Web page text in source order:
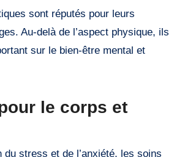
sont réputés pour leurs
Au-delà de l’aspect physique, ils
sur le bien-être mental et
le corps et
du stress et de l’anxiété, les soins